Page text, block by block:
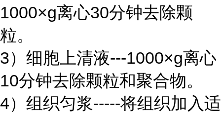
1000×g离心30分钟去除颗
粒。
3）细胞上清液---1000×g离心
10分钟去除颗粒和聚合物。
4）组织匀浆-----将组织加入适